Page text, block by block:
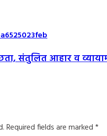
संतुलित आहार व
Required fields are marked*